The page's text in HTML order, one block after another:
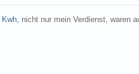
Kwh, nicht nur mein Verdienst, waren